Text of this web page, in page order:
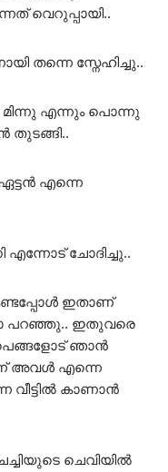
വെറുപ്പായി..
തന്നെ സ്നേഹിച്ചു..
മിന്നു എന്നും പൊന്നു
തുടങ്ങി..
എന്നെ
എന്നോട് ചോദിച്ചു..
ഇതാണ്
പറഞ്ഞു.. ഇതുവരെ
ഞാൻ
അവൾ എന്നെ
വീട്ടിൽ കാണാൻ
ചെവിയിൽ